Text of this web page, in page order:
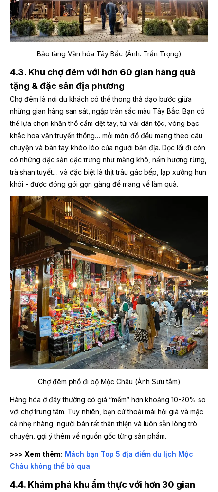
Bảo tàng Văn hóa Tây Bắc (Ảnh: Trần Trọng)
4.3. Khu chợ đêm với hơn 60 gian hàng quà
tặng & đặc sản địa phương
Chợ đêm là nơi du khách có thể thong thả dạo bước giữa
những gian hàng san sát, ngập tràn sắc màu Tây Bắc. Bạn có
thể lựa chọn khăn thổ cẩm dệt tay, túi vải dân tộc, vòng bạc
khắc hoa văn truyền thống… mỗi món đồ đều mang theo câu
chuyện và bàn tay khéo léo của người bản địa. Dọc lối đi còn
có những đặc sản đặc trưng như măng khô, nấm hương rừng,
trà shan tuyết… và đặc biệt là thịt trâu gác bếp, lạp xưởng hun
khói - được đóng gói gọn gàng để mang về làm quà.
Chợ đêm phố đi bộ Mộc Châu (Ảnh Sưu tầm)
Hàng hóa ở đây thường có giá “mềm” hơn khoảng 10-20% so
với chợ trung tâm. Tuy nhiên, bạn cứ thoải mái hỏi giá và mặc
cả nhẹ nhàng, người bán rất thân thiện và luôn sẵn lòng trò
chuyện, gợi ý thêm về nguồn gốc từng sản phẩm.
>>> Xem thêm: Mách bạn Top 5 địa điểm du lịch Mộc
Châu không thể bỏ qua
4.4. Khám phá khu ẩm thực với hơn 30 gian